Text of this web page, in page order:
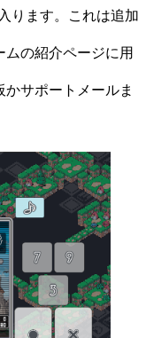
ります。これは追加
ムの紹介ページに用
かサポートメールま